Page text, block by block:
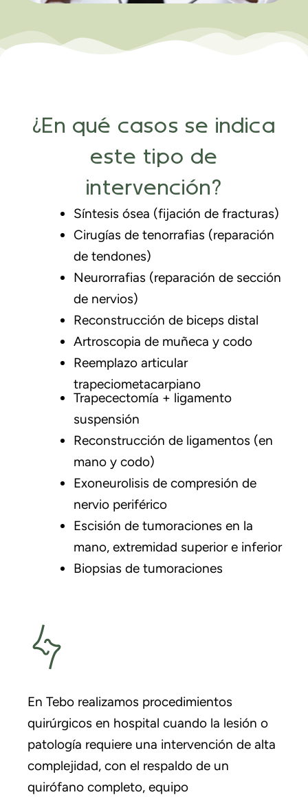
¿En qué casos se indica
este tipo de
intervención?
Síntesis ósea (fijación de fracturas)
Cirugías de tenorrafias (reparación
de tendones)
Neurorrafias (reparación de sección
de nervios)
Reconstrucción de biceps distal
Artroscopia de muñeca y codo
Reemplazo articular
trapeciometacarpiano
Trapecectomía + ligamento
suspensión
Reconstrucción de ligamentos (en
mano y codo)
Exoneurolisis de compresión de
nervio periférico
Escisión de tumoraciones en la
mano, extremidad superior e inferior
Biopsias de tumoraciones
En Tebo realizamos procedimientos
quirúrgicos en hospital cuando la lesión o
patología requiere una intervención de alta
complejidad, con el respaldo de un
quirófano completo, equipo